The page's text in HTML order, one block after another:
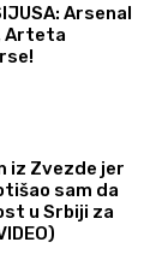
Arsenal
Arteta
iz Zvezde jer
sam da
u Srbiji za